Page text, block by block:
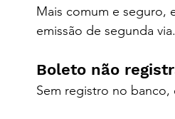
Mais comum e seguro,
emissão de segunda via.
Boleto não
Sem registro no